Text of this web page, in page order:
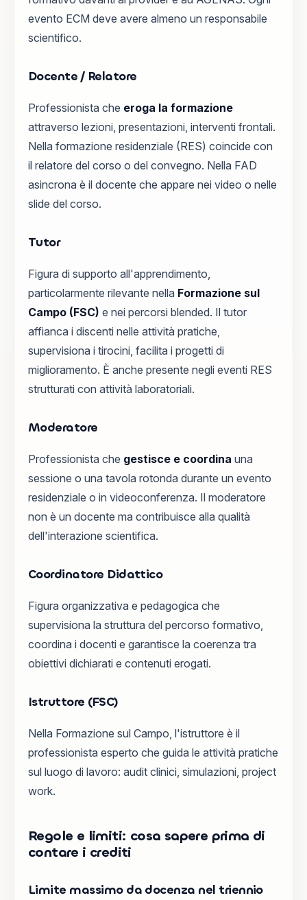
evento ECM deve avere almeno un responsabile
scientifico.
Docente / Relatore
Professionista che eroga la formazione
attraverso lezioni, presentazioni, interventi frontali.
Nella formazione residenziale (RES) coincide con
il relatore del corso o del convegno. Nella FAD
asincrona è il docente che appare nei video o nelle
slide del corso.
Tutor
Figura di supporto all'apprendimento,
particolarmente rilevante nella Formazione sul
Campo (FSC) e nei percorsi blended. Il tutor
affianca i discenti nelle attività pratiche,
supervisiona i tirocini, facilita i progetti di
miglioramento. È anche presente negli eventi RES
strutturati con attività laboratoriali.
Moderatore
Professionista che gestisce e coordina una
sessione o una tavola rotonda durante un evento
residenziale o in videoconferenza. Il moderatore
non è un docente ma contribuisce alla qualità
dell'interazione scientifica.
Coordinatore Didattico
Figura organizzativa e pedagogica che
supervisiona la struttura del percorso formativo,
coordina i docenti e garantisce la coerenza tra
obiettivi dichiarati e contenuti erogati.
Istruttore (FSC)
Nella Formazione sul Campo, l'istruttore è il
professionista esperto che guida le attività pratiche
sul luogo di lavoro: audit clinici, simulazioni, project
work.
Regole e limiti: cosa sapere prima di
contare i crediti
Limite massimo da docenza nel triennio